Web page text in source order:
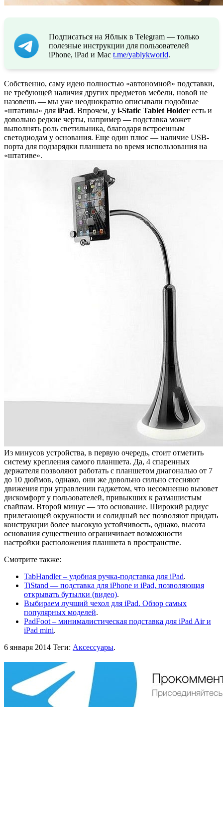
Подписаться на Яблык в Telegram — только
полезные инструкции для пользователей
iPhone, iPad и Mac t.me/yablykworld.
Собственно, саму идею полностью «автономной» подставки,
не требующей наличия других предметов мебели, новой не
назовешь — мы уже неоднократно описывали подобные
«штативы» для iPad. Впрочем, у i-Static Tablet Holder есть и
довольно редкие черты, например — подставка может
выполнять роль светильника, благодаря встроенным
светодиодам у основания. Еще один плюс — наличие USB-
порта для подзарядки планшета во время использования на
«штативе».
Из минусов устройства, в первую очередь, стоит отметить
систему крепления самого планшета. Да, 4 спаренных
держателя позволяют работать с планшетом диагональю от 7
до 10 дюймов, однако, они же довольно сильно стесняют
движения при управлении гаджетом, что несомненно вызовет
дискомфорт у пользователей, привыкших к размашистым
свайпам. Второй минус — это основание. Широкий радиус
прилегающей окружности и солидный вес позволяют придать
конструкции более высокую устойчивость, однако, высота
основания существенно ограничивает возможности
настройки расположения планшета в пространстве.
Смотрите также:
TabHandler – удобная ручка-подставка для iPad.
TiStand — подставка для iPhone и iPad, позволяющая
открывать бутылки (видео).
Выбираем лучший чехол для iPad. Обзор самых
популярных моделей.
PadFoot – минималистическая подставка для iPad Air и
iPad mini.
6 января 2014 Теги: Аксессуары.